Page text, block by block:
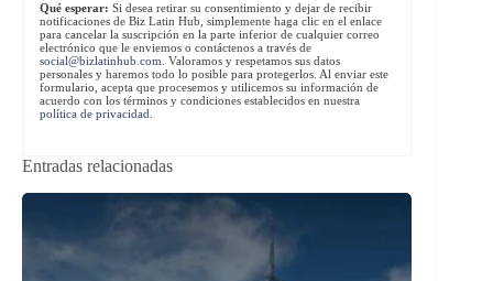
Qué esperar: Si desea retirar su consentimiento y dejar de recibir
notificaciones de Biz Latin Hub, simplemente haga clic en el enlace
para cancelar la suscripción en la parte inferior de cualquier correo
electrónico que le enviemos o contáctenos a través de
social@bizlatinhub.com . Valoramos y respetamos sus datos
personales y haremos todo lo posible para protegerlos. Al enviar este
formulario, acepta que procesemos y utilicemos su información de
acuerdo con los términos y condiciones establecidos en nuestra
política de privacidad
Entradas relacionadas